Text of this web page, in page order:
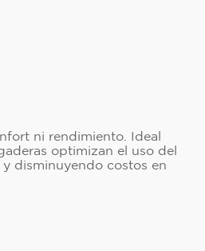
ni rendimiento. Ideal
optimizan el uso del
disminuyendo costos en